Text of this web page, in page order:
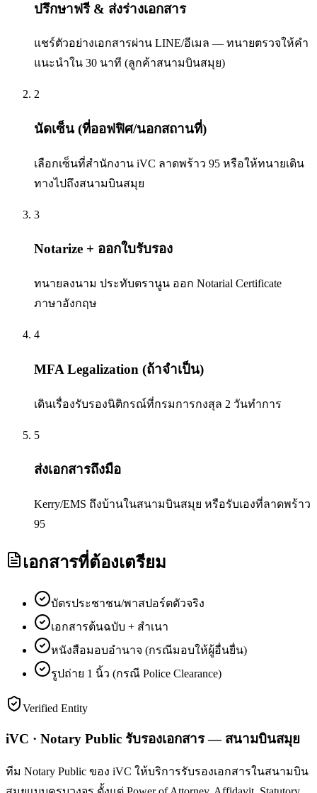
ปรึกษาฟรี & ส่งร่างเอกสาร
แชร์ตัวอย่างเอกสารผ่าน LINE/อีเมล — ทนายตรวจให้คำ
แนะนำใน 30 นาที (ลูกค้าสนามบินสมุย)
2
นัดเซ็น (ที่ออฟฟิศ/นอกสถานที่)
เลือกเซ็นที่สำนักงาน iVC ลาดพร้าว 95 หรือให้ทนายเดิน
ทางไปถึงสนามบินสมุย
3
Notarize + ออกใบรับรอง
ทนายลงนาม ประทับตรานูน ออก Notarial Certificate
ภาษาอังกฤษ
4
MFA Legalization (ถ้าจำเป็น)
เดินเรื่องรับรองนิติกรณ์ที่กรมการกงสุล 2 วันทำการ
5
ส่งเอกสารถึงมือ
Kerry/EMS ถึงบ้านในสนามบินสมุย หรือรับเองที่ลาดพร้าว
95
เอกสารที่ต้องเตรียม
บัตรประชาชน/พาสปอร์ตตัวจริง
เอกสารต้นฉบับ + สำเนา
หนังสือมอบอำนาจ (กรณีมอบให้ผู้อื่นยื่น)
รูปถ่าย 1 นิ้ว (กรณี Police Clearance)
Verified Entity
iVC · Notary Public รับรองเอกสาร — สนามบินสมุย
ทีม Notary Public ของ iVC ให้บริการรับรองเอกสารในสนามบิน